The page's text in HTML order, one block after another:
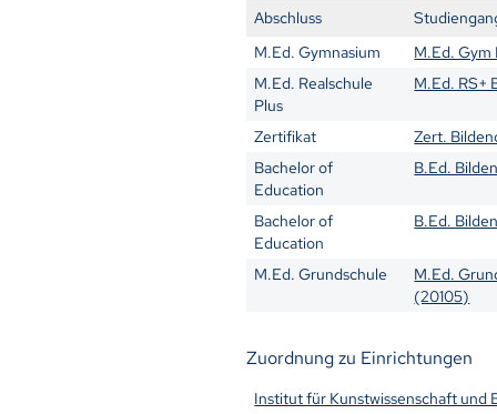
Abschluss
M.Ed. Gymnasium
M.Ed.
M.Ed. Realschule
Plus
M.Ed. RS+
Zertifikat
Zert.
Bachelor of
Education
B.Ed.
Bachelor of
Education
B.Ed.
M.Ed. Grundschule
M.Ed.
(20105)
Zuordnung zu Einrichtungen
Institut für Kunstwissenschaft und